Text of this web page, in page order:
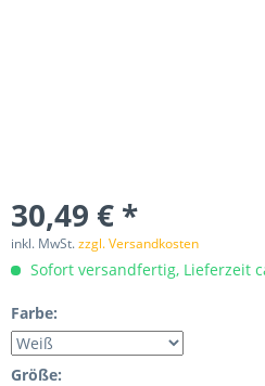
30,49 € *
inkl. MwSt.zzgl. Versandkosten
Sofort versandfertig, Lieferzeit
Farbe:
Größe: